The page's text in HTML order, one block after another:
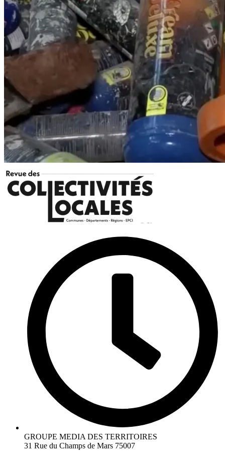
GROUPE MEDIA DES TERRITOIRES
31 Rue du Champs de Mars 75007